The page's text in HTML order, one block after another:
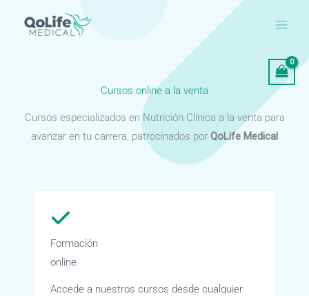
Cursos online a la venta
Cursos especializados en Nutrición Clínica a la venta para
avanzar en tu carrera, patrocinados por QoLife Medical
Formación
online
Accede a nuestros cursos desde cualquier